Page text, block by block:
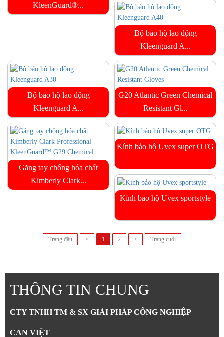
KleenGuard®...
Bộ bảo hộ lao động
Kleenguard A...
Bộ bảo hộ lao động
Kleenguard A...
G20 Atlantic Green Chemical
Resistant Gl...
Găng tay chống hóa chất
Kimberly Clark...
Kính bảo hộ Uvex super OTG
Kính bảo hộ Uvex sportstyle
Trang đầu < 1 2 > Trang cuối
THÔNG TIN CHUNG
CTY TNHH TM & SX GIẢI PHÁP CÔNG NGHIỆP
CAN VIỆT